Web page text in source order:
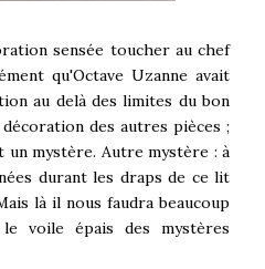
sensée toucher au chef
qu'Octave Uzanne avait
au delà des limites du bon
des autres pièces ;
mystère. Autre mystère : à
durant les draps de ce lit
là il nous faudra beaucoup
voile épais des mystères